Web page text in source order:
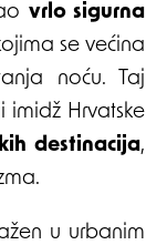
vrlo sigurna
se većina
noću. Taj
imidž Hrvatske
destinacija,
u urbanim